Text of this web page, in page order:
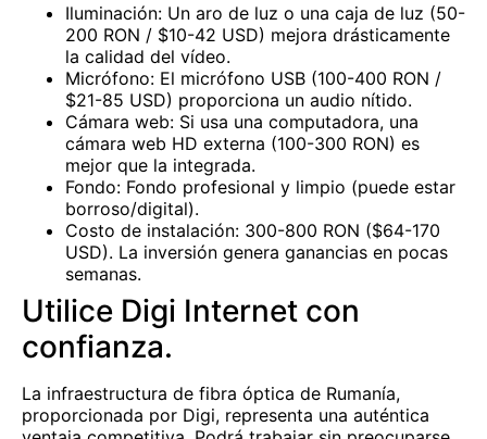
Iluminación: Un aro de luz o una caja de luz (50-
200 RON / $10-42 USD) mejora drásticamente
la calidad del vídeo.
Micrófono: El micrófono USB (100-400 RON /
$21-85 USD) proporciona un audio nítido.
Cámara web: Si usa una computadora, una
cámara web HD externa (100-300 RON) es
mejor que la integrada.
Fondo: Fondo profesional y limpio (puede estar
borroso/digital).
Costo de instalación: 300-800 RON ($64-170
USD). La inversión genera ganancias en pocas
semanas.
Utilice Digi Internet con
confianza.
La infraestructura de fibra óptica de Rumanía,
proporcionada por Digi, representa una auténtica